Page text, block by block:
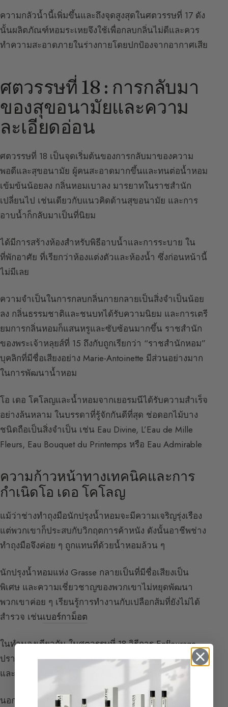
ความกลัวน้ำนี้เพิ่มขึ้นและถึงจุดสูงสุดในศตวรรษที่ 17 ดัง
นั้นผลิตภัณฑ์หอมระเหยจึงใช้เพื่อกลบกลิ่นไม่ดีและควร
ทำความสะอาดภายในร่างกายโดยปกป้องจากอากาศเสีย
ศตวรรษที่ 18 : การกลับมา
ของสุขอนามัยและความ
ละเอียดอ่อน
ศตวรรษที่ 18 เป็นจุดเริ่มต้นของการกลับมาของความ
พอดีและสุขอนามัย ผู้คนสะอาดมากขึ้นและทนต่อน้ำหอม
เข้มข้นน้อยลง กลิ่นหอมเบาลง มารยาทในราชสำนัก
เปลี่ยนไป เช่นเดียวกับแนวคิดด้านสุขอนามัย และการ
อาบน้ำก็กลับมาเป็นที่นิยม
ได้มีการสร้างห้องสำหรับพิธีอาบน้ำและการระบาย ใน
ที่พักอาศัย ที่เรียกว่าห้องแต่งตัวและห้องน้ำ ซึ่งก่อนหน้านี้
ไม่มีเลย
ความจำเป็นในการกลบกลิ่นกายกลายเป็นสิ่งจำเป็นน้อย
ลง กลิ่นธรรมชาติและชนบทได้รับความนิยม และการเตรี
ยมการกลิ่นหอมก็แสนหรูและซับซ้อนมากขึ้น ราชสำนัก
ของพระเจ้าหลุยส์ที่ 15 ถึงกับถูกเรียกว่า “ราชสำนักหอม”
บุคลิกที่มีชื่อเสียงอย่าง Marie-Antoinette มีส่วนอย่างมาก
ในการพัฒนาน้ำหอม
โอ เดอ โคโลญและน้ำหอมจากเยอรมนีได้รับความสำเร็จ
อย่างล้นหลาม ในบรรดาที่รู้จักกันดีที่สุด ช่อดอกไม้บาง
ชนิดถือเป็นสิ่งจำเป็น เช่น Eau Divine, L’Eau de Mille
Fleurs, Eau Bouquet du Printemps หรือ Eau Admirable
ความก้าวหน้าทางเทคนิคและการ
กำเนิดโอ เดอ โคโลญ
แม้ว่าช่างทำถุงมือนักปรุงน้ำหอมจะมีความเจริญรุ่งเรือง
แต่พวกเขาก็ประสบกับวิกฤตการค้าหนัง ดังนั้นอาชีพช่าง
ทำถุงมือจึงค่อย ๆ ถูกแทนที่ด้วยน้ำหอมล้วน ๆ
นักปรุงน้ำหอมแห่ง Grasse กลายเป็นที่มีชื่อเสียงเป็น
พิเศษ และความเชี่ยวชาญของพวกเขาไม่หยุดพัฒนา
พวกเขาค่อย ๆ เรียนรู้การทำงานกับเปลือกส้มที่ยังไม่ได้
สำรวจ เช่นเบอร์กาม็อต
ในทำนองเดียวกัน ในศตวรรษที่ 18 วิธีการ Enfleurage
ปรากฏขึ้น Jean-Marie Farina เป็นปรมาจารย์ในเรื่องนี้
และเริ่มใช้โอ เดอ โคโลญที่มีฐานแอลกอฮอล์และส้ม
นอกจากนี้ หลายคนมองว่าผลิตภัณฑ์นี้มีคุณสมบัติด้าน